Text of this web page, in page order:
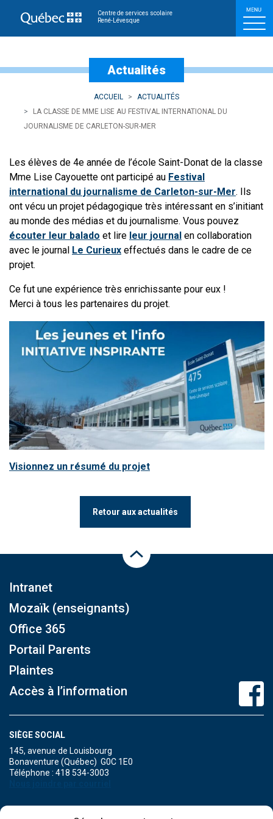
Centre de services scolaire
René-Lévesque
La classe de Mme Lise
Actualités
ACCUEIL
ACTUALITÉS
LA CLASSE DE MME LISE AU FESTIVAL INTERNATIONAL DU
JOURNALISME DE CARLETON-SUR-MER
Les élèves de 4e année de l’école Saint-Donat de la classe
Mme Lise Cayouette ont participé au Festival
international du journalisme de Carleton-sur-Mer. Ils
ont vécu un projet pédagogique très intéressant en s’initiant
au monde des médias et du journalisme. Vous pouvez
écouter leur balado et lire leur journal en collaboration
avec le journal Le Curieux effectués dans le cadre de ce
projet.
Ce fut une expérience très enrichissante pour eux !
Merci à tous les partenaires du projet.
Visionnez un résumé du projet
Retour aux actualités
Intranet
Mozaïk (enseignants)
Office 365
Portail Parents
Plaintes
Accès à l’information
SIÈGE SOCIAL
145, avenue de Louisbourg
Bonaventure (Québec) G0C 1E0
Téléphone : 418 534-3003